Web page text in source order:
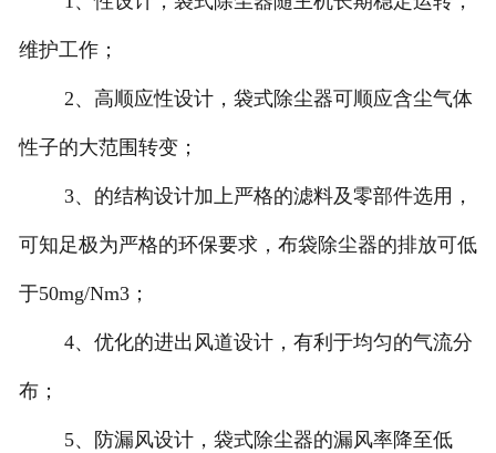
维护工作；
2、高顺应性设计，袋式除尘器可顺应含尘气体
性子的大范围转变；
3、的结构设计加上严格的滤料及零部件选用，
可知足极为严格的环保要求，布袋除尘器的排放可低
于50mg/Nm3；
4、优化的进出风道设计，有利于均匀的气流分
布；
5、防漏风设计，袋式除尘器的漏风率降至低